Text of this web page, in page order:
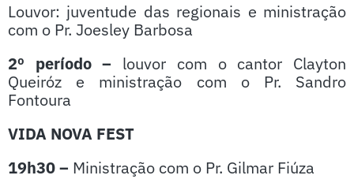
Louvor: juventude das regionais e ministração
com o Pr. Joesley Barbosa
2º período – louvor com o cantor Clayton
Queiróz e ministração com o Pr. Sandro
Fontoura
VIDA NOVA FEST
19h30 – Ministração com o Pr. Gilmar Fiúza